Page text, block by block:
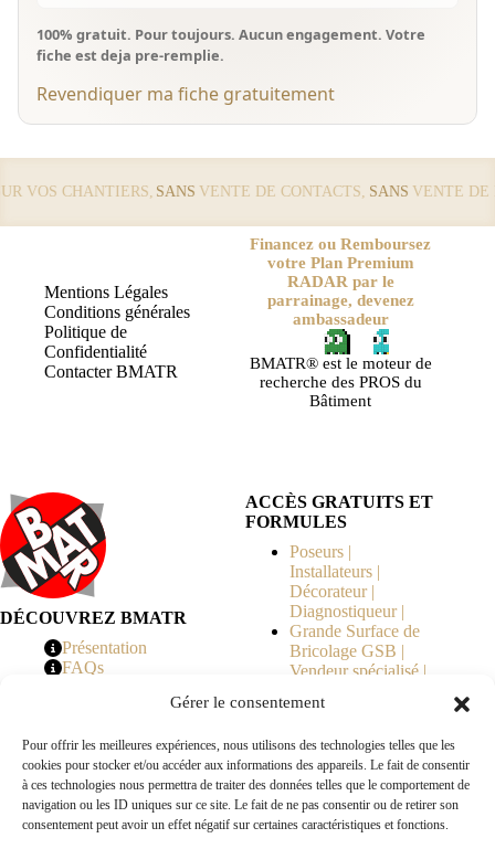
Gérer le consentement
Pour offrir les meilleures expériences, nous utilisons des technologies telles que les
cookies pour stocker et/ou accéder aux informations des appareils. Le fait de consentir
à ces technologies nous permettra de traiter des données telles que le comportement de
navigation ou les ID uniques sur ce site. Le fait de ne pas consentir ou de retirer son
consentement peut avoir un effet négatif sur certaines caractéristiques et fonctions.
100% gratuit. Pour toujours. Aucun engagement. Votre
fiche est deja pre-remplie.
Revendiquer ma fiche gratuitement
VOS CHANTIERS, SANSVENTE DE CONTACTS,SANSVENTE DE
Mentions Légales
Conditions générales
Politique de
Confidentialité
Contacter BMATR
Financez ou Remboursez
votre Plan Premium
RADAR par le
parrainage, devenez
ambassadeur
BMATR® est le moteur de
recherche des PROS du
Bâtiment
DÉCOUVREZ BMATR
Présentation
FAQs
ACCÈS GRATUITS ET
FORMULES
Poseurs |
Installateurs |
Décorateur |
Diagnostiqueur |
Grande Surface de
Bricolage GSB |
Vendeur spécialisé |
Copropriété | MOE |
en Travaux |
Fabricants | Marque |
© 2026 BMATR® — Tous droits réservés.